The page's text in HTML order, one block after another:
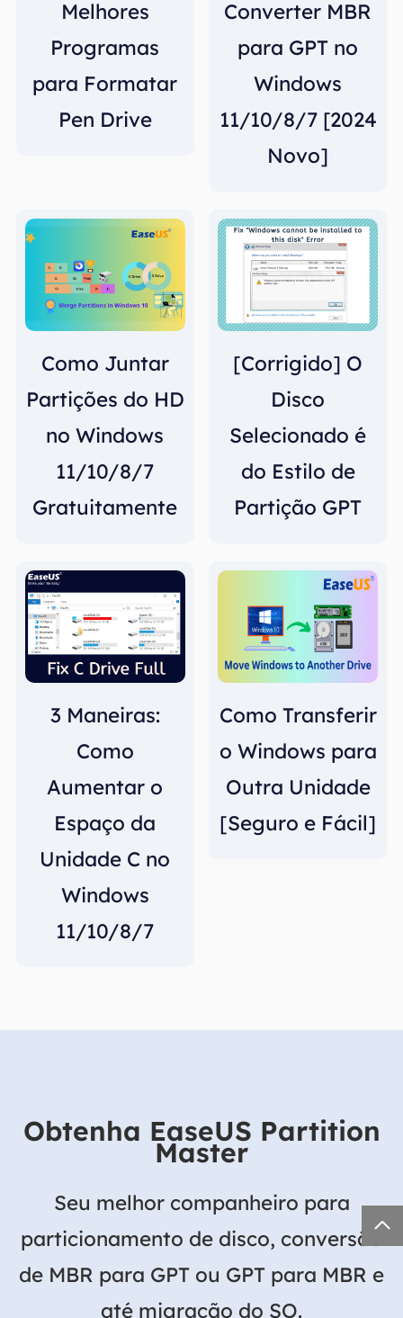
Melhores
Programas
para Formatar
Pen Drive
Converter MBR
para GPT no
Windows
11/10/8/7 [2024
Novo]
Como Juntar
Partições do HD
no Windows
11/10/8/7
Gratuitamente
[Corrigido] O
Disco
Selecionado é
do Estilo de
Partição GPT
3 Maneiras:
Como
Aumentar o
Espaço da
Unidade C no
Windows
11/10/8/7
Como Transferir
o Windows para
Outra Unidade
[Seguro e Fácil]
Obtenha EaseUS Partition
Master
Seu melhor companheiro para
particionamento de disco, conversão
de MBR para GPT ou GPT para MBR e
até migração do SO.
